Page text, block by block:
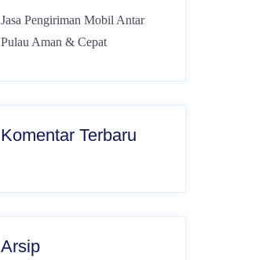
Jasa Pengiriman Mobil Antar
Pulau Aman & Cepat
Komentar Terbaru
Arsip